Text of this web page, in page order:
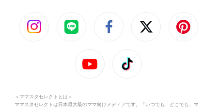
＜ママスタセレクトとは＞
ママスタセレクトは日本最大級のママ向けメディアです。「いつでも、どこでも、マ